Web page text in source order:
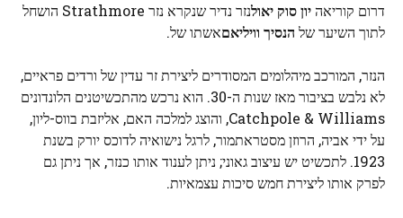
דרום קוריאהיון סוק יאול
נזר נדיר שנקרא נזר Strathmore הושחל
לתוך השיער של הנסיך וויליאםאשתו של.
הנזר, המורכב מיהלומים המסודרים ליצירת זר עדין של ורדים פראיים,
לא נלבש בציבור מאז שנות ה-30. הוא נרכש מהתכשיטנים הלונדונים
Catchpole & Williams, והוצג למלכה האם, אליזבת בווס-ליון,
על ידי אביה, הרוזן מסטראתמור, לרגל נישואיה לדוכס יורק בשנת
1923. לתכשיט יש עיצוב גאוני; ניתן לענוד אותו כנזר, אך ניתן גם
לפרק אותו ליצירת חמש סיכות עצמאיות.